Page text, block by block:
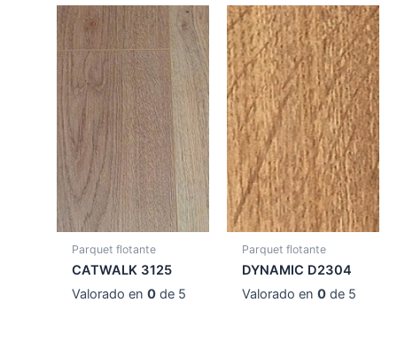
Parquet flotante
CATWALK 3125
Valorado en0 de 5
Parquet flotante
DYNAMIC D2304
Valorado en0 de 5